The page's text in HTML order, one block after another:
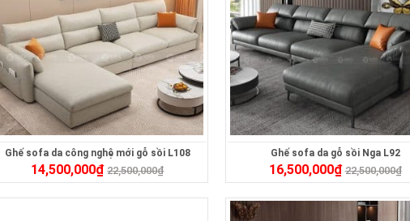
Ghế sofa da công nghệ mới gỗ sồi L108
14,500,000₫ 22,500,000₫
Ghế sofa da gỗ sồi Nga L92
16,500,000₫ 22,500,000₫